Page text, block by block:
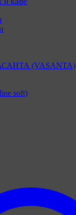
(VASANTA)
soft)